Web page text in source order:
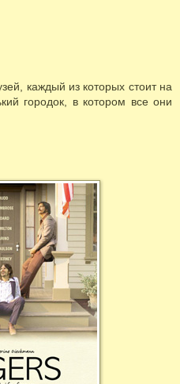
каждый из которых стоит на
городок, в котором все они